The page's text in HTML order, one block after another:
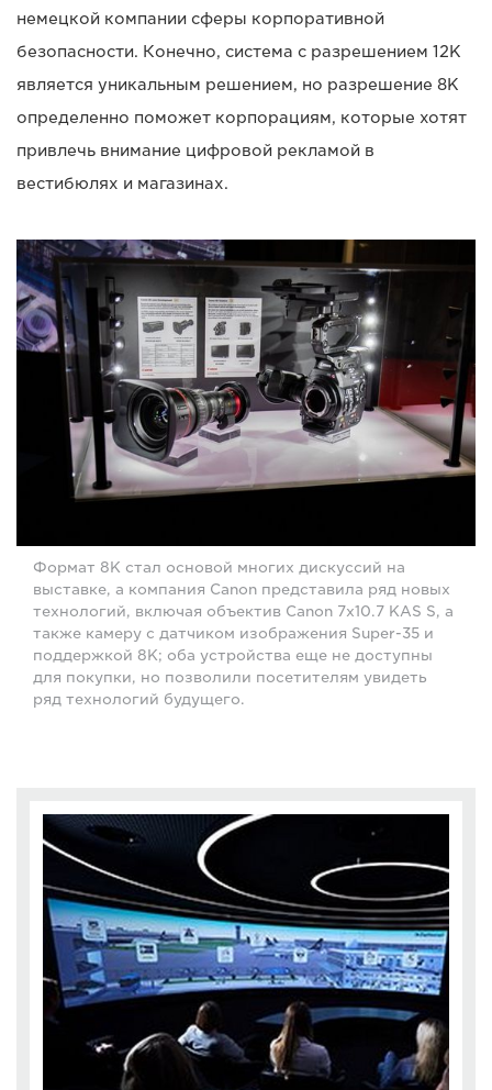
немецкой компании сферы корпоративной
безопасности. Конечно, система с разрешением 12K
является уникальным решением, но разрешение 8K
определенно поможет корпорациям, которые хотят
привлечь внимание цифровой рекламой в
вестибюлях и магазинах.
Формат 8K стал основой многих дискуссий на
выставке, а компания Canon представила ряд новых
технологий, включая объектив Canon 7x10.7 KAS S, а
также камеру с датчиком изображения Super-35 и
поддержкой 8K; оба устройства еще не доступны
для покупки, но позволили посетителям увидеть
ряд технологий будущего.